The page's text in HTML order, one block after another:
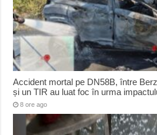
Accident mortal pe DN58B, între
și un TIR au luat foc în urma
8 ore ago